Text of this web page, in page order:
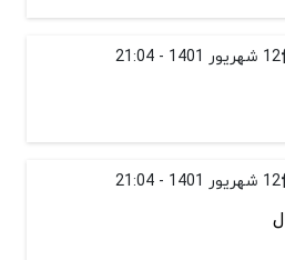
12 شهریور 1401 - 21:04
12 شهریور 1401 - 21:04